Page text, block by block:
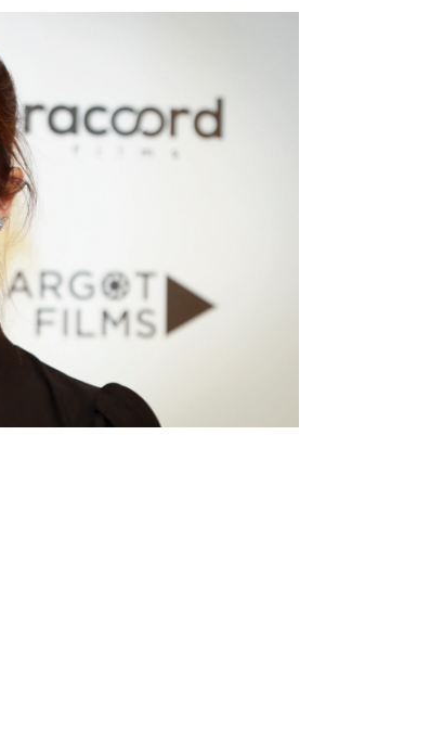
Lolita Flores